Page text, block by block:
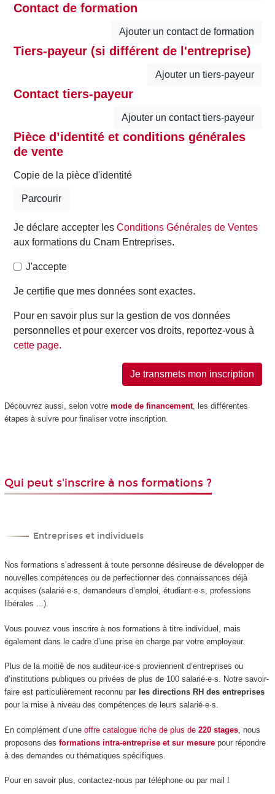
Découvrez aussi, selon votre mode de financement, les différentes
étapes à suivre pour finaliser votre inscription.
Qui peut s'inscrire à nos formations ?
Entreprises et individuels
Nos formations s’adressent à toute personne désireuse de développer de
nouvelles compétences ou de perfectionner des connaissances déjà
acquises (salarié·e·s, demandeurs d’emploi, étudiant·e·s, professions
libérales ...).
Vous pouvez vous inscrire à nos formations à titre individuel, mais
également dans le cadre d’une prise en charge par votre employeur.
Plus de la moitié de nos auditeur·ice·s proviennent d’entreprises ou
d’institutions publiques ou privées de plus de 100 salarié·e·s. Notre savoir-
faire est particulièrement reconnu par les directions RH des entreprises
pour la mise à niveau des compétences de leurs salarié·e·s.
En complément d’une offre catalogue riche de plus de 220 stages, nous
proposons des formations intra-entreprise et sur mesurepour répondre
à des demandes ou thématiques spécifiques.
Pour en savoir plus, contactez-nous par téléphone ou par mail !